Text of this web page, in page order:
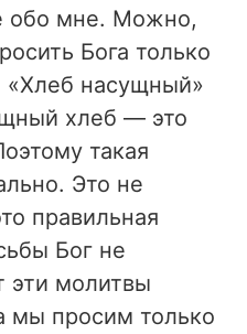
обо мне. Можно,
Бога только
«Хлеб насущный»
хлеб — это
такая
Это не
правильная
Бог не
эти молитвы
мы просим только